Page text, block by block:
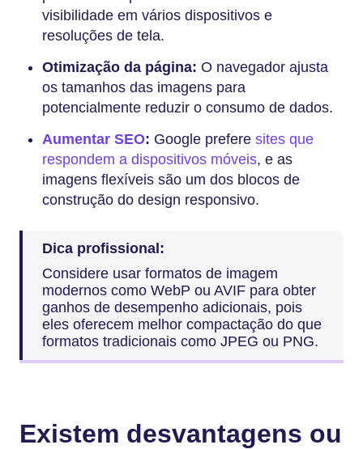
visibilidade em vários dispositivos e
resoluções de tela.
Otimização da página: O navegador ajusta
os tamanhos das imagens para
potencialmente reduzir o consumo de dados.
Aumentar SEO: Google prefere sites que
respondem a dispositivos móveis, e as
imagens flexíveis são um dos blocos de
construção do design responsivo.
Dica profissional:
Considere usar formatos de imagem
modernos como WebP ou AVIF para obter
ganhos de desempenho adicionais, pois
eles oferecem melhor compactação do que
formatos tradicionais como JPEG ou PNG.
Existem desvantagens ou